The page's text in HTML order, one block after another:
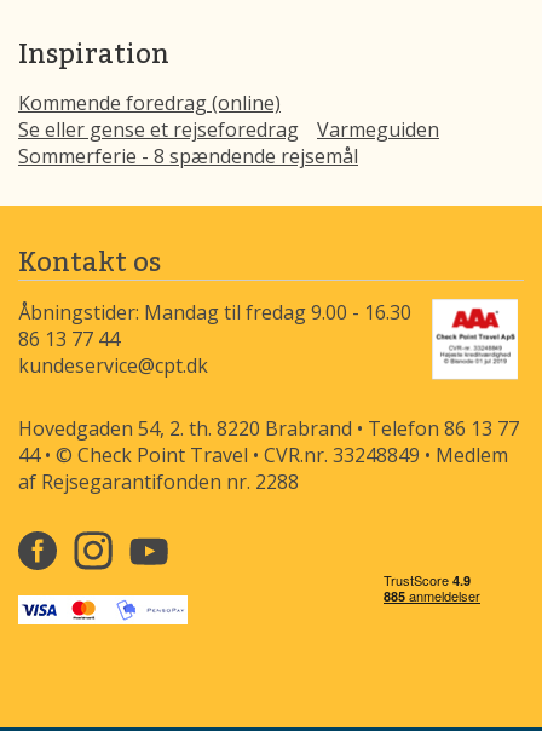
Inspiration
Kommende foredrag (online)
Se eller gense et rejseforedrag
Varmeguiden
Sommerferie - 8 spændende rejsemål
Kontakt os
Åbningstider: Mandag til fredag 9.00 - 16.30
86 13 77 44
kundeservice@cpt.dk
Hovedgaden 54, 2. th. 8220 Brabrand • Telefon 86 13 77
44 • © Check Point Travel • CVR.nr. 33248849 • Medlem
af Rejsegarantifonden nr. 2288